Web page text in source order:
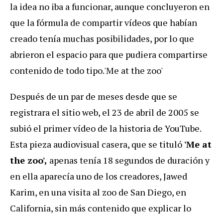
la idea no iba a funcionar, aunque concluyeron en
que la fórmula de compartir vídeos que habían
creado tenía muchas posibilidades, por lo que
abrieron el espacio para que pudiera compartirse
contenido de todo tipo.'Me at the zoo'
Después de un par de meses desde que se
registrara el sitio web, el 23 de abril de 2005 se
subió el primer vídeo de la historia de YouTube.
Esta pieza audiovisual casera, que se tituló 'Me at
the zoo', apenas tenía 18 segundos de duración y
en ella aparecía uno de los creadores, Jawed
Karim, en una visita al zoo de San Diego, en
California, sin más contenido que explicar lo